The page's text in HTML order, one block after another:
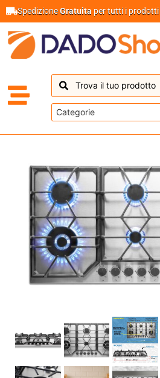
SpedizioneGratuita per tutti i prodotti